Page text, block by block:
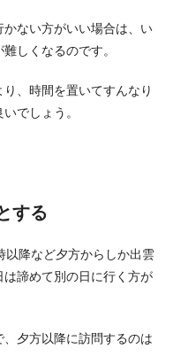
ない方がいい場合は、い
しくなるのです。
、時間を置いてすんなり
でしょう。
する
以降など夕方からしか出雲
諦めて別の日に行く方が
夕方以降に訪問するのは